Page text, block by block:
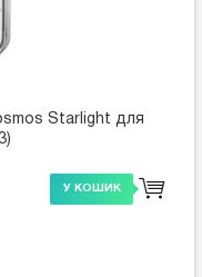
Starlight для
У КОШИК